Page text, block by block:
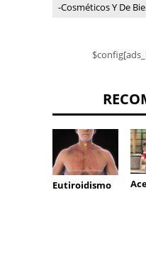
-Cosméticos Y De
Eutiroidismo